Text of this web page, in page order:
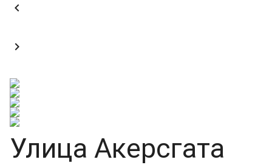


Улица Акерсгата